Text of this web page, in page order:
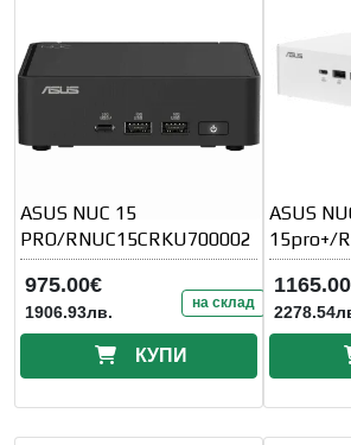
ASUS NUC 15
PRO/RNUC15CRKU700002
975.00€
1906.93лв. на склад
КУПИ
ASUS
15pro+/
02